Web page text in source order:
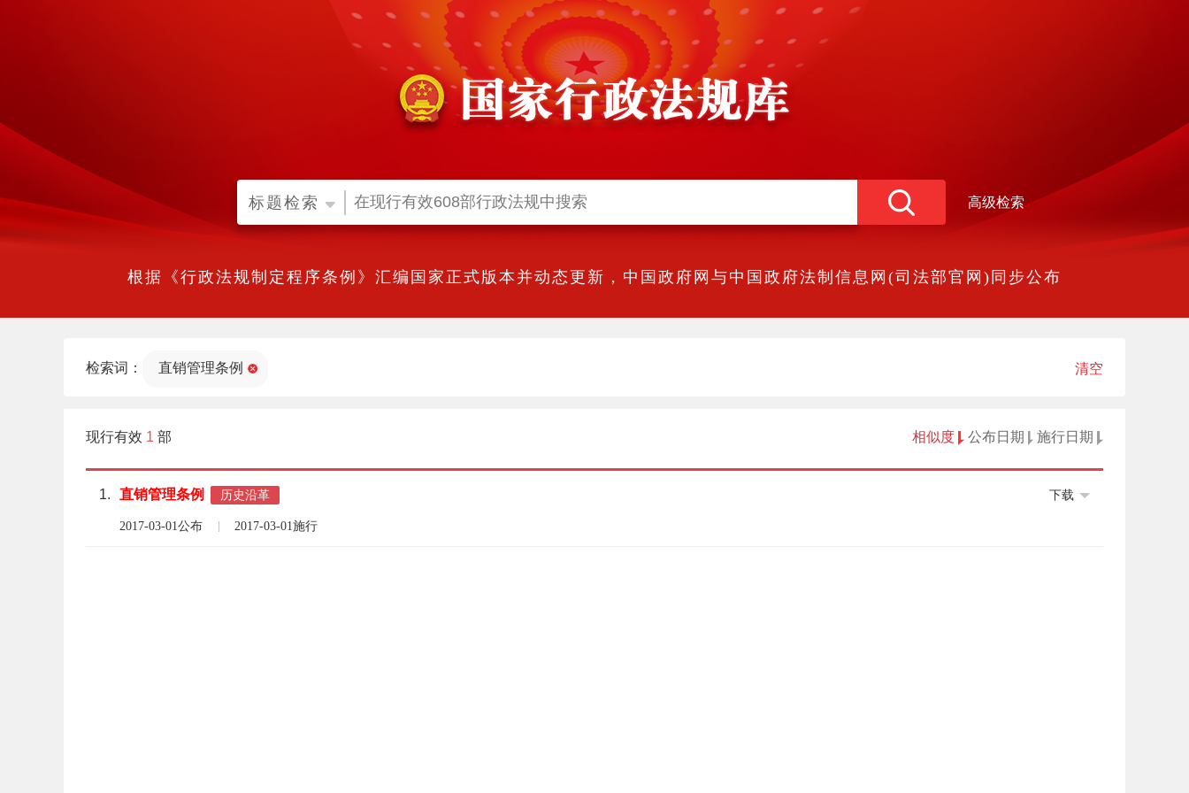
标题检索 高级检索
根据《行政法规制定程序条例》汇编国家正式版本并动态更新，中国政府网与中国政府法制信息网(司法部官网)同步公布
检索词： 直销管理条例 清空
现行有效 1 部 相似度 公布日期 施行日期
1. 直销管理条例 历史沿革
2017-03-01公布 2017-03-01施行
下载